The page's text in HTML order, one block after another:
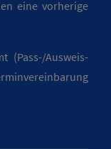
eine vorherige
(Pass-/Ausweis-